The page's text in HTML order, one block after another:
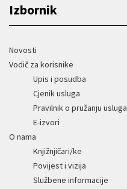
Izbornik
Novosti
Vodič za korisnike
Upis i posudba
Cjenik usluga
Pravilnik o pružanju usluga
E-izvori
O nama
Knjižnjičari/ke
Povijest i vizija
Službene informacije